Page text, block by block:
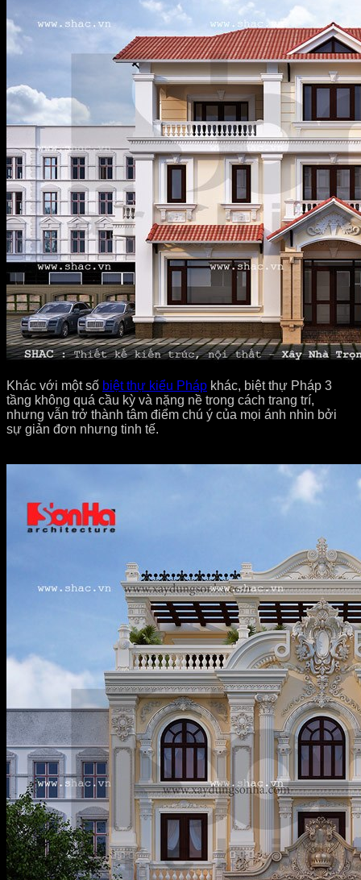
Karaoke
Thiết kế Shop -
Showroom
HỒ SƠ MẪU
XÂY NHÀ ĐẸP TRỌN
KHÁCH HÀNG NÓI VỀ SƠN HÀ
SỰ KIỆN SƠN HÀ
Ngày Lễ Sơn Hà
Hợp Tác Thương Hiệu
Thể thao du lịch
Nghiệp vụ đào tạo
Doanh nghiệp nói về chúng tôi
TUYỂN DỤNG
LIÊN HỆ
Khác với một số biệt thự kiểu Pháp khác, biệt thự Pháp 3
tầng không quá cầu kỳ và nặng nề trong cách trang trí,
nhưng vẫn trở thành tâm điểm chú ý của mọi ánh nhìn bởi
sự giản đơn nhưng tinh tế.